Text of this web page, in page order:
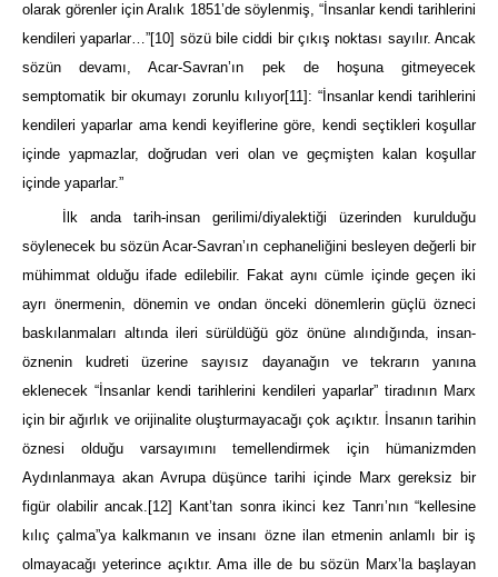
olarak görenler için Aralık 1851’de söylenmiş, “İnsanlar kendi tarihlerini
kendileri yaparlar…”[10] sözü bile ciddi bir çıkış noktası sayılır. Ancak
sözün devamı, Acar-Savran’ın pek de hoşuna gitmeyecek
semptomatik bir okumayı zorunlu kılıyor[11] : “İnsanlar kendi tarihlerini
kendileri yaparlar ama kendi keyiflerine göre, kendi seçtikleri koşullar
içinde yapmazlar, doğrudan veri olan ve geçmişten kalan koşullar
içinde yaparlar.”
İlk anda tarih-insan gerilimi/diyalektiği üzerinden kurulduğu
söylenecek bu sözün Acar-Savran’ın cephaneliğini besleyen değerli bir
mühimmat olduğu ifade edilebilir. Fakat aynı cümle içinde geçen iki
ayrı önermenin, dönemin ve ondan önceki dönemlerin güçlü özneci
baskılanmaları altında ileri sürüldüğü göz önüne alındığında, insan-
öznenin kudreti üzerine sayısız dayanağın ve tekrarın yanına
eklenecek “İnsanlar kendi tarihlerini kendileri yaparlar” tiradının Marx
için bir ağırlık ve orijinalite oluşturmayacağı çok açıktır. İnsanın tarihin
öznesi olduğu varsayımını temellendirmek için hümanizmden
Aydınlanmaya akan Avrupa düşünce tarihi içinde Marx gereksiz bir
figür olabilir ancak. [12]
Kant’tan sonra ikinci kez Tanrı’nın “kellesine
kılıç çalma”ya kalkmanın ve insanı özne ilan etmenin anlamlı bir iş
olmayacağı yeterince açıktır. Ama ille de bu sözün Marx’la başlayan